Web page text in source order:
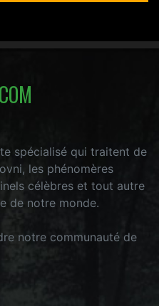
spécialisé qui traitent de
les phénomères
célèbres et tout autre
de notre monde.
notre communauté de